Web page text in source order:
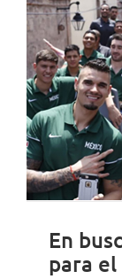
En
para